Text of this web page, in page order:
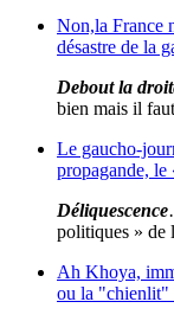
Non,la France
désastre de la
Debout la
bien mais il
Le gaucho-
propagande,
Déliquescence
politiques » de
Ah Khoya,
ou la "chienlit"